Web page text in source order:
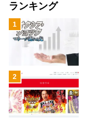
ランキング
1
2